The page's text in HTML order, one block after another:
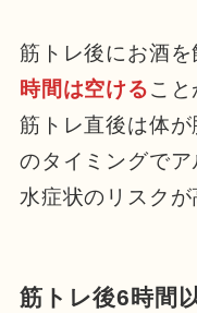
筋トレ後にお酒
時間は空けること
筋トレ直後は体
のタイミングで
水症状のリスクが
筋トレ後6時間